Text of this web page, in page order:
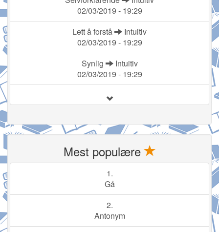
02/03/2019 - 19:29
Lett å forstå
Intuitiv
02/03/2019 - 19:29
Synlig
Intuitiv
02/03/2019 - 19:29
Mest populære
1.
Gå
2.
Antonym